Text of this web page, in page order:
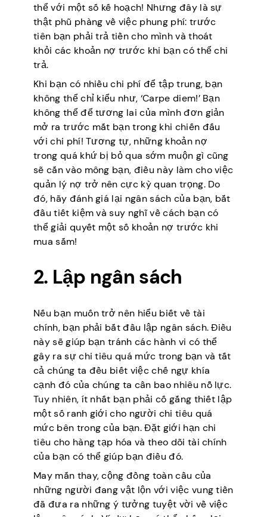
thể với một số kế hoạch! Nhưng đây là sự
thật phũ phàng về việc phung phí: trước
tiên bạn phải trả tiền cho mình và thoát
khỏi các khoản nợ trước khi bạn có thể chi
trả.
Khi bạn có nhiều chi phí để tập trung, bạn
không thể chỉ kiểu như, ‘Carpe diem!’ Bạn
không thể để tương lai của mình đơn giản
mở ra trước mắt bạn trong khi chiến đấu
với chi phí! Tương tự, những khoản nợ
trong quá khứ bị bỏ qua sớm muộn gì cũng
sẽ cắn vào mông bạn, điều này làm cho việc
quản lý nợ trở nên cực kỳ quan trọng. Do
đó, hãy đánh giá lại ngân sách của bạn, bắt
đầu tiết kiệm và suy nghĩ về cách bạn có
thể giải quyết một số khoản nợ trước khi
mua sắm!
2. Lập ngân sách
Nếu bạn muốn trở nên hiểu biết về tài
chính, bạn phải bắt đầu lập ngân sách. Điều
này sẽ giúp bạn tránh các hành vi có thể
gây ra sự chi tiêu quá mức trong bạn và tất
cả chúng ta đều biết việc chế ngự khía
cạnh đó của chúng ta cần bao nhiêu nỗ lực.
Tuy nhiên, ít nhất bạn phải cố gắng thiết lập
một số ranh giới cho người chi tiêu quá
mức bên trong của bạn. Đặt giới hạn chi
tiêu cho hàng tạp hóa và theo dõi tài chính
của bạn có thể giúp bạn điều đó.
May mắn thay, cộng đồng toàn cầu của
những người đang vật lộn với việc vung tiền
đã đưa ra những ý tưởng tuyệt vời về việc